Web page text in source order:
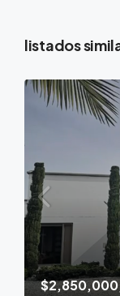
listados